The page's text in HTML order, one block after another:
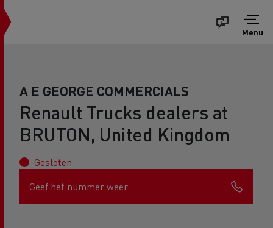
Menu
A E GEORGE COMMERCIALS
Renault Trucks dealers at
BRUTON, United Kingdom
Gesloten
Geef het nummer weer